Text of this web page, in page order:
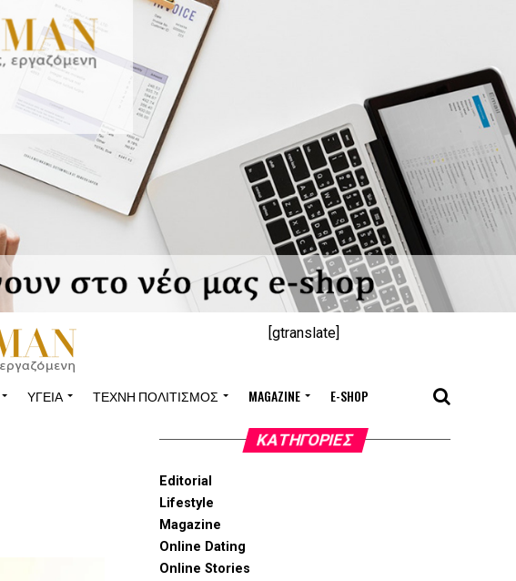
[gtranslate]
ΥΓΕΊΑ ΤΈΧΝΗ ΠΟΛΙΤΙΣΜΌΣ MAGAZINE E-SHOP
KΑΤΗΓΟΡΊΕΣ
Editorial
Lifestyle
Magazine
Online Dating
Online Stories